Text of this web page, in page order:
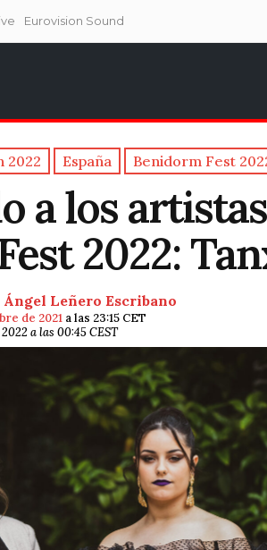
Eurovision Sound
2022 España Benidorm Fest
a los
2022:
Ángel Leñero Escribano
de 2021 a las 23:15 CET
a las 00:45 CEST